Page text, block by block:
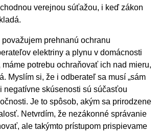
verejnou súťažou, i keď zákon
prehnanú ochranu
elektriny a plynu v domácnosti
potrebu ochraňovať ich nad mieru,
Myslím si, že i odberateľ sa musí „sám
negatívne skúsenosti sú súčasťou
Je to spôsob, akým sa prirodzene
Netvrdím, že nezákonné správanie
ale takýmto prístupom prispievame